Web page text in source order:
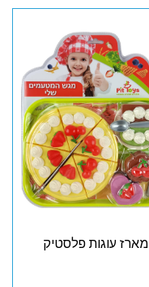
מארז עוגות פלסטיק